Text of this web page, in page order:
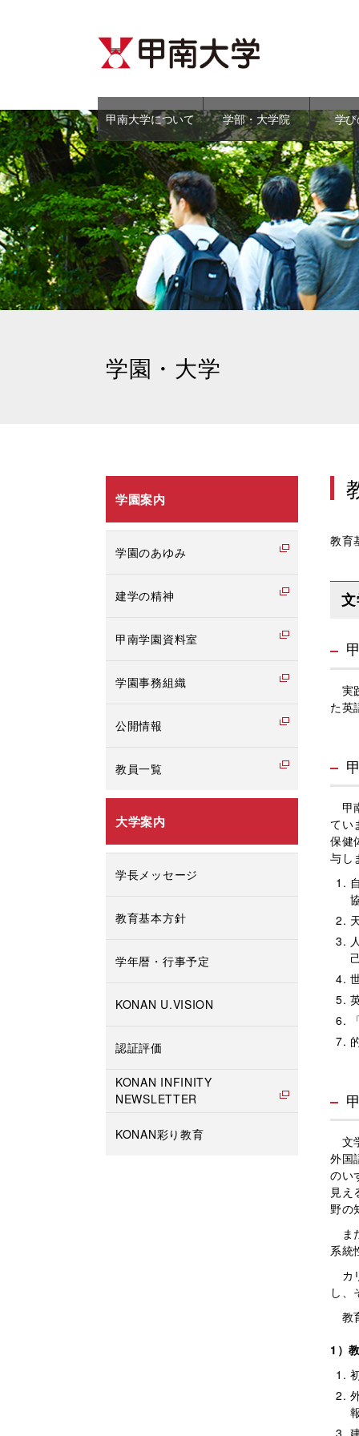
甲南大学について 学部・大学院 学
学園・大学
教育
実
た英
甲
てい
保健
与し
文
外国
のい
見
野の
ま
系統
カ
し、
教
1）
学園案内
学園のあゆみ
建学の精神
甲南学園資料室
学園事務組織
公開情報
教員一覧
大学案内
学長メッセージ
教育基本方針
学年暦・行事予定
KONAN U.VISION
認証評価
KONAN INFINITY
NEWSLETTER
KONAN彩り教育